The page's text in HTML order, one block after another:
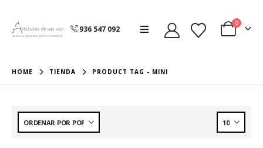
936 547 092
0
HOME TIENDA PRODUCT TAG - MINI